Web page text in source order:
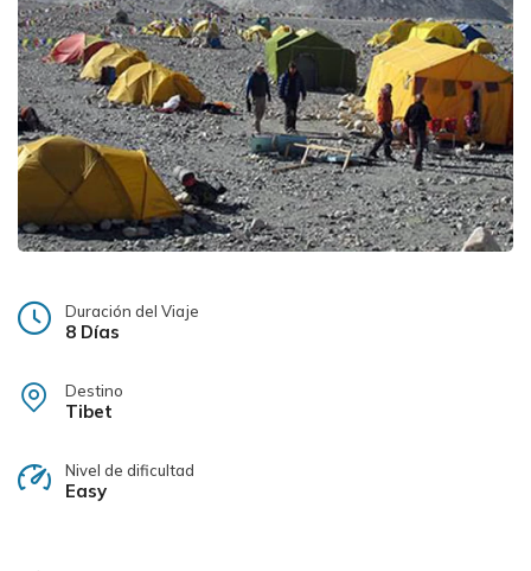
Duración del Viaje
8 Días
Destino
Tibet
Nivel de dificultad
Easy